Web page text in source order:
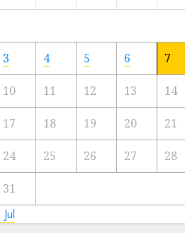
3 4 5 6 7
10 11 12 13 14
17 18 19 20 21
24 25 26 27 28
31